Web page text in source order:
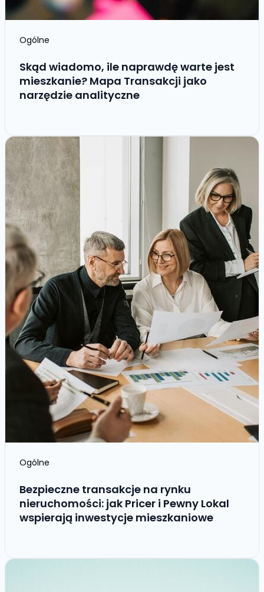
Ogólne
Skąd wiadomo, ile naprawdę warte jest
mieszkanie? Mapa Transakcji jako
narzędzie analityczne
Ogólne
Bezpieczne transakcje na rynku
nieruchomości: jak Pricer i Pewny Lokal
wspierają inwestycje mieszkaniowe